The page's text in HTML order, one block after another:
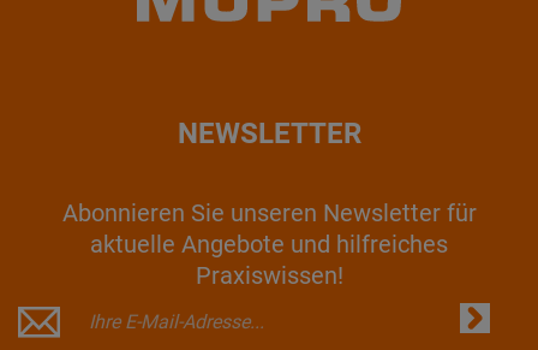
NEWSLETTER
Abonnieren Sie unseren Newsletter für
aktuelle Angebote und hilfreiches
Praxiswissen!